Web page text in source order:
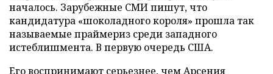
началось. Зарубежные СМИ пишут, что
кандидатура «шоколадного короля» прошла так
называемые праймериз среди западного
истеблишмента. В первую очередь США.
Его воспринимают серьезнее, чем Арсения